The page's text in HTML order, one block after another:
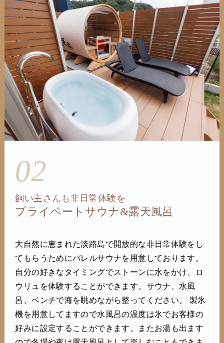
02
飼い主さんも非日常体験を
プライベートサウナ&露天風呂
大自然に恵まれた淡路島で開放的な非日常体験をし
てもらうためにバレルサウナを用意しております。
自分の好きなタイミングでストーンに水をかけ、ロ
ウリュを体験することができます。サウナ、水風
呂、ベンチで海を眺めながら整ってください。 製氷
機を用意してますので水風呂の温度は氷でお客様の
好みに設定することができます。またお湯も出ます